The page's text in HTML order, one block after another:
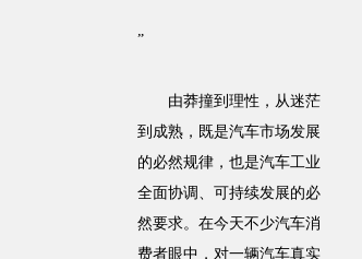
”
由莽撞到理性，从迷茫
到成熟，既是汽车市场发展
的必然规律，也是汽车工业
全面协调、可持续发展的必
然要求。在今天不少汽车消
费者眼中，对一辆汽车真实